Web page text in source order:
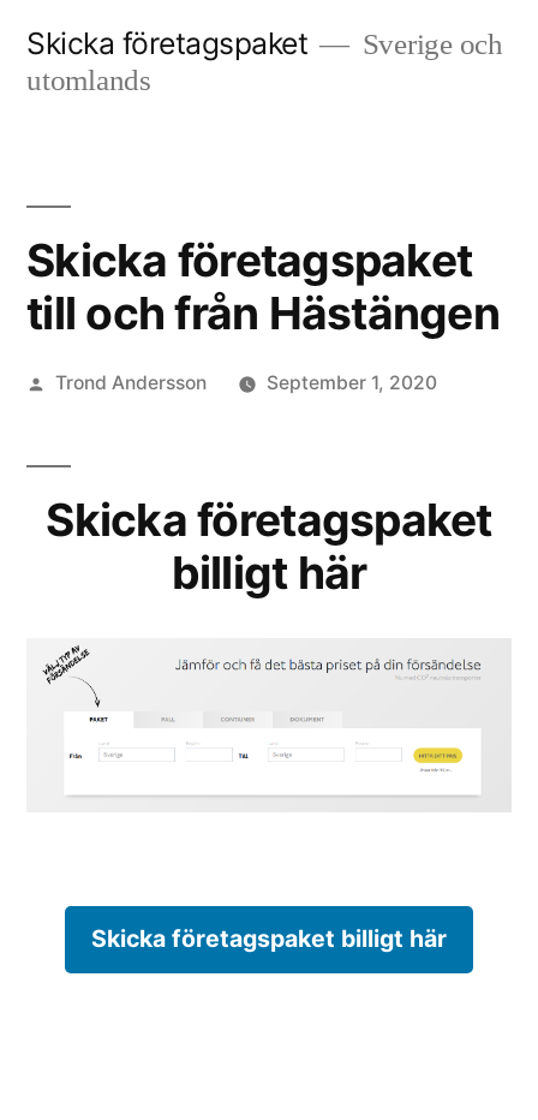
Skicka företagspaket
Sverige och
utomlands
Skicka företagspaket
till och från Hästängen
Posted
Trond Andersson September 1, 2020
Skicka företagspaket
billigt här
Skicka företagspaket billigt här